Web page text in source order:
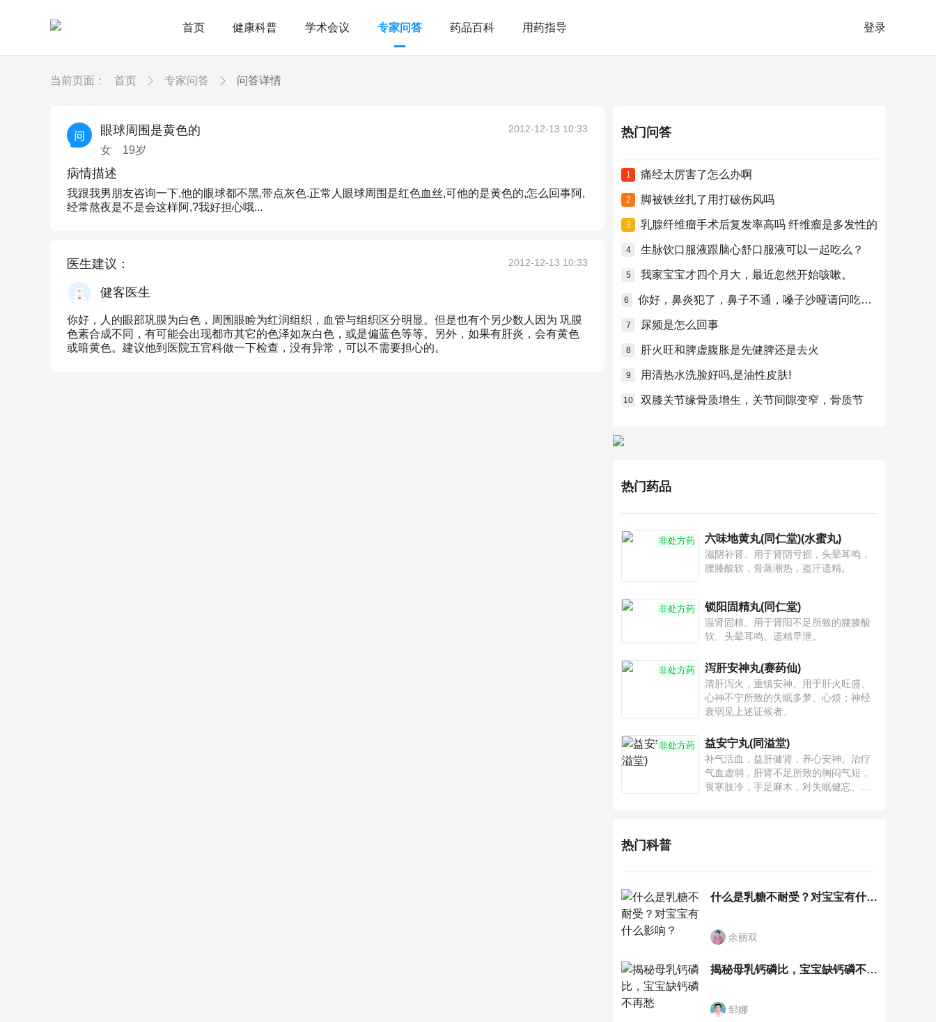
首页 健康科普 学术会议 专家问答 药品百科 用药指导 登录
当前页面： 首页 专家问答 问答详情
眼球周围是黄色的
女 19岁
2012-12-13 10:33
病情描述
我跟我男朋友咨询一下,他的眼球都不黑,带点灰色.正常人眼球周围是红色血丝,可他的是黄色的,怎么回事阿,
经常熬夜是不是会这样阿,?我好担心哦...
医生建议： 2012-12-13 10:33
健客医生
你好，人的眼部巩膜为白色，周围眼睑为红润组织，血管与组织区分明显。但是也有个另少数人因为 巩膜
色素合成不同，有可能会出现都市其它的色泽如灰白色，或是偏蓝色等等。另外，如果有肝炎，会有黄色
或暗黄色。建议他到医院五官科做一下检查，没有异常，可以不需要担心的。
热门问答
1 痛经太厉害了怎么办啊
2 脚被铁丝扎了用打破伤风吗
3 乳腺纤维瘤手术后复发率高吗 纤维瘤是多发性的
4 生脉饮口服液跟脑心舒口服液可以一起吃么？
5 我家宝宝才四个月大，最近忽然开始咳嗽。
6 你好，鼻炎犯了，鼻子不通，嗓子沙哑请问吃什么药比较好？
7 尿频是怎么回事
8 肝火旺和脾虚腹胀是先健脾还是去火
9 用清热水洗脸好吗,是油性皮肤!
10 双膝关节缘骨质增生，关节间隙变窄，骨质节
热门药品
非处方药 六味地黄丸(同仁堂)(水蜜丸)
滋阴补肾。用于肾阴亏损，头晕耳鸣，
腰膝酸软，骨蒸潮热，盗汗遗精。
非处方药 锁阳固精丸(同仁堂)
温肾固精。用于肾阳不足所致的腰膝酸
软、头晕耳鸣、遗精早泄。
非处方药 泻肝安神丸(赛药仙)
清肝泻火，重镇安神。用于肝火旺盛、
心神不宁所致的失眠多梦、心烦；神经
衰弱见上述证候者。
非处方药 益安宁丸(同溢堂)
补气活血，益肝健肾，养心安神。治疗
气血虚弱，肝肾不足所致的胸闷气短，
畏寒肢冷，手足麻木，对失眠健忘、神
热门科普
什么是乳糖不耐受？对宝宝有什么影响？
余丽双
揭秘母乳钙磷比，宝宝缺钙磷不再愁
邹娜